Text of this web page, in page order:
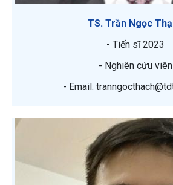
TS. Trần Ngọc
- Tiến sĩ 2023
- Nghiên cứu viên
- Email: